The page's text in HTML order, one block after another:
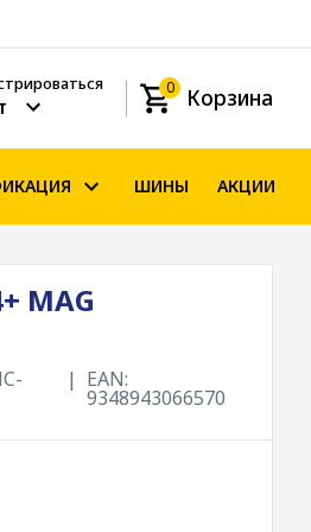
0 Корзина
ШИНЫ АКЦИИ
MAG
EAN:
9348943066570